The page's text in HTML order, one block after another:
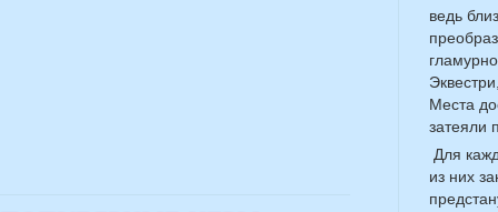
ведь
Места
затеяли
Для
из них